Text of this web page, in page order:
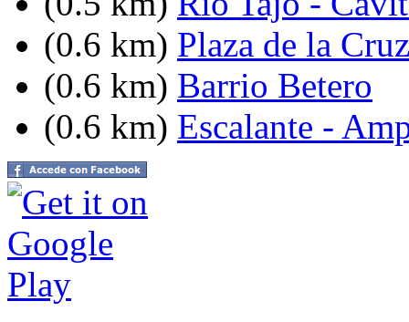
(0.6 km) Plaza de la
(0.6 km) Barrio Betero
(0.6 km) Escalante -